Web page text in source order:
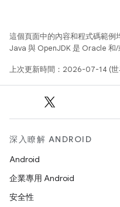
這個頁面中的內容和程式碼範例
Java 與 OpenJDK 是 Oracle 和/
上次更新時間：2026-07-14 (世
深入瞭解 ANDROID
Android
企業專用 Android
安全性